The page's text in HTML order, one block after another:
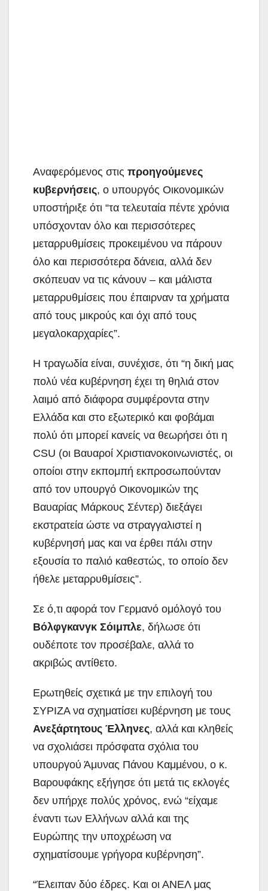
Αναφερόμενος στις προηγούμενες
κυβερνήσεις, ο υπουργός Οικονομικών
υποστήριξε ότι “τα τελευταία πέντε χρόνια
υπόσχονταν όλο και περισσότερες
μεταρρυθμίσεις προκειμένου να πάρουν
όλο και περισσότερα δάνεια, αλλά δεν
σκόπευαν να τις κάνουν – και μάλιστα
μεταρρυθμίσεις που έπαιρναν τα χρήματα
από τους μικρούς και όχι από τους
μεγαλοκαρχαρίες”.
Η τραγωδία είναι, συνέχισε, ότι “η δική μας
πολύ νέα κυβέρνηση έχει τη θηλιά στον
λαιμό από διάφορα συμφέροντα στην
Ελλάδα και στο εξωτερικό και φοβάμαι
πολύ ότι μπορεί κανείς να θεωρήσει ότι η
CSU (οι Βαυαροί Χριστιανοκοινωνιστές, οι
οποίοι στην εκπομπή εκπροσωπούνταν
από τον υπουργό Οικονομικών της
Βαυαρίας Μάρκους Σέντερ) διεξάγει
εκστρατεία ώστε να στραγγαλιστεί η
κυβέρνησή μας και να έρθει πάλι στην
εξουσία το παλιό καθεστώς, το οποίο δεν
ήθελε μεταρρυθμίσεις”.
Σε ό,τι αφορά τον Γερμανό ομόλογό του
Βόλφγκανγκ Σόιμπλε, δήλωσε ότι
ουδέποτε τον προσέβαλε, αλλά το
ακριβώς αντίθετο.
Ερωτηθείς σχετικά με την επιλογή του
ΣΥΡΙΖΑ να σχηματίσει κυβέρνηση με τους
Ανεξάρτητους Έλληνες, αλλά και κληθείς
να σχολιάσει πρόσφατα σχόλια του
υπουργού Άμυνας Πάνου Καμμένου, ο κ.
Βαρουφάκης εξήγησε ότι μετά τις εκλογές
δεν υπήρχε πολύς χρόνος, ενώ “είχαμε
έναντι των Ελλήνων αλλά και της
Ευρώπης την υποχρέωση να
σχηματίσουμε γρήγορα κυβέρνηση”.
“Έλειπαν δύο έδρες. Και οι ΑΝΕΛ μας